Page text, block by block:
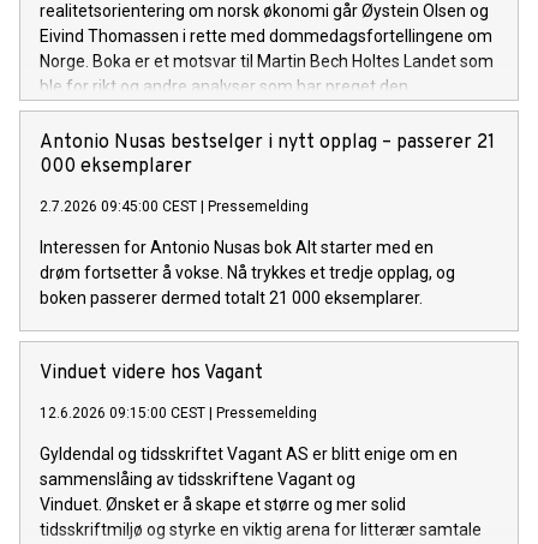
realitetsorientering om norsk økonomi går Øystein Olsen og
Eivind Thomassen i rette med dommedagsfortellingene om
Norge. Boka er et motsvar til Martin Bech Holtes Landet som
ble for rikt og andre analyser som har preget den
økonomiske debatten de siste årene. Lansering: Torsdag 6.
august
Antonio Nusas bestselger i nytt opplag – passerer 21
000 eksemplarer
2.7.2026 09:45:00 CEST Pressemelding
Interessen for Antonio Nusas bok Alt starter med en
drøm fortsetter å vokse. Nå trykkes et tredje opplag, og
boken passerer dermed totalt 21 000 eksemplarer.
Vinduet videre hos Vagant
12.6.2026 09:15:00 CEST Pressemelding
Gyldendal og tidsskriftet Vagant AS er blitt enige om en
sammenslåing av tidsskriftene Vagant og
Vinduet. Ønsket er å skape et større og mer solid
tidsskriftmiljø og styrke en viktig arena for litterær samtale